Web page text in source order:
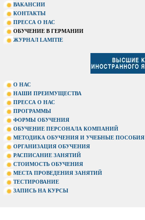
ВАКАНСИИ
КОНТАКТЫ
ПРЕССА О НАС
ОБУЧЕНИЕ В ГЕРМАНИИ
ЖУРНАЛ LAMITIE
О НАС
НАШИ ПРЕИМУЩЕСТВА
ПРЕССА О НАС
ПРОГРАММЫ
ФОРМЫ ОБУЧЕНИЯ
ОБУЧЕНИЕ ПЕРСОНАЛА КОМПАНИЙ
МЕТОДИКА ОБУЧЕНИЯ И УЧЕБНЫЕ ПОСОБИЯ
ОРГАНИЗАЦИЯ ОБУЧЕНИЯ
РАСПИСАНИЕ ЗАНЯТИЙ
СТОИМОСТЬ ОБУЧЕНИЯ
МЕСТА ПРОВЕДЕНИЯ ЗАНЯТИЙ
ТЕСТИРОВАНИЕ
ЗАПИСЬ НА КУРСЫ